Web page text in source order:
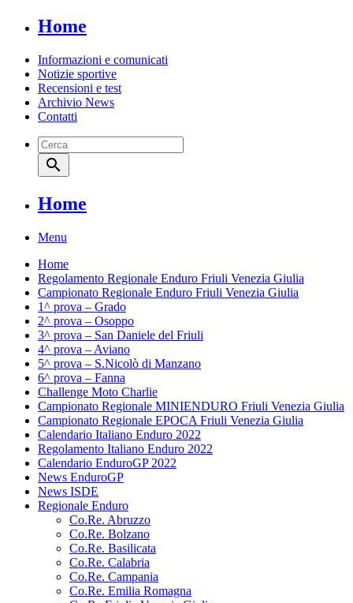
Home
Informazioni e comunicati
Notizie sportive
Recensioni e test
Archivio News
Contatti
search
Home
Menu
Home
Regolamento Regionale Enduro Friuli Venezia Giulia
Campionato Regionale Enduro Friuli Venezia Giulia
1^ prova – Grado
2^ prova – Osoppo
3^ prova – San Daniele del Friuli
4^ prova – Aviano
5^ prova – S.Nicolò di Manzano
6^ prova – Fanna
Challenge Moto Charlie
Campionato Regionale MINIENDURO Friuli Venezia Giulia
Campionato Regionale EPOCA Friuli Venezia Giulia
Calendario Italiano Enduro 2022
Regolamento Italiano Enduro 2022
Calendario EnduroGP 2022
News EnduroGP
News ISDE
Regionale Enduro
Co.Re. Abruzzo
Co.Re. Bolzano
Co.Re. Basilicata
Co.Re. Calabria
Co.Re. Campania
Co.Re. Emilia Romagna